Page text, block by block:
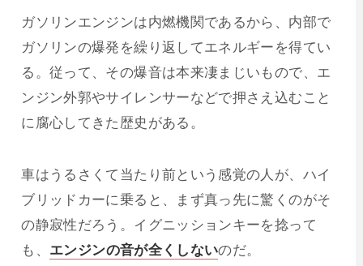
ガソリンエンジンは内燃機関であるから、内部で
ガソリンの爆発を繰り返してエネルギーを得てい
る。従って、その爆音は本来凄まじいもので、エ
ンジン外郭やサイレンサーなどで押さえ込むこと
に腐心してきた歴史がある。
車はうるさくて当たり前という感覚の人が、ハイ
ブリッドカーに乗ると、まず真っ先に驚くのがそ
の静寂性だろう。イグニッションキーを捻って
も、 エンジンの音が全くしないのだ。